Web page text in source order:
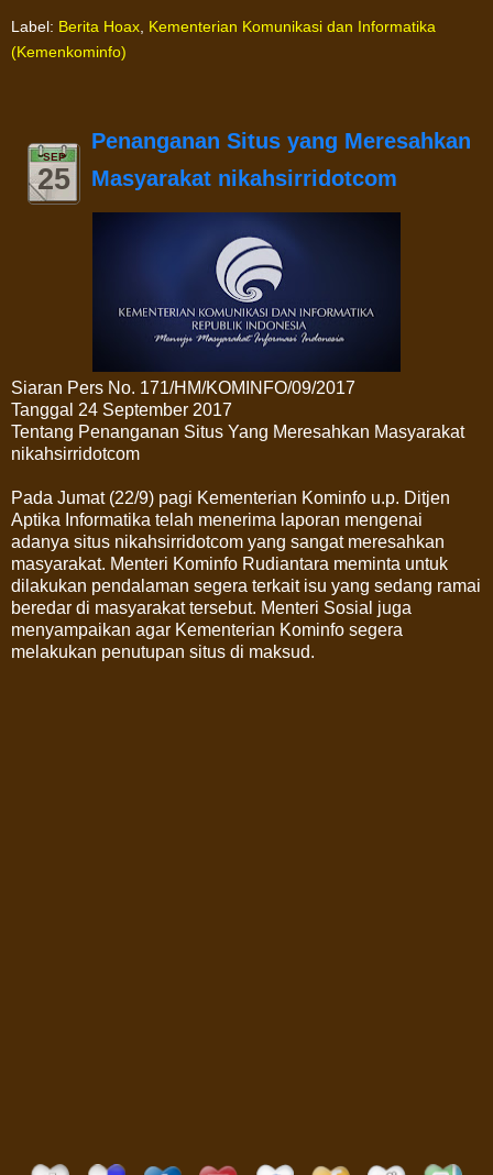
Label: Berita Hoax Kementerian Komunikasi dan Informatika
(Kemenkominfo)
SEP
25
Penanganan Situs yang Meresahkan
Masyarakat nikahsirridotcom
Siaran Pers No. 171/HM/KOMINFO/09/2017
Tanggal 24 September 2017
Tentang Penanganan Situs Yang Meresahkan Masyarakat
nikahsirridotcom
Pada Jumat (22/9) pagi Kementerian Kominfo u.p. Ditjen
Aptika Informatika telah menerima laporan mengenai
adanya situs nikahsirridotcom yang sangat meresahkan
masyarakat. Menteri Kominfo Rudiantara meminta untuk
dilakukan pendalaman segera terkait isu yang sedang ramai
beredar di masyarakat tersebut. Menteri Sosial juga
menyampaikan agar Kementerian Kominfo segera
melakukan penutupan situs di maksud.